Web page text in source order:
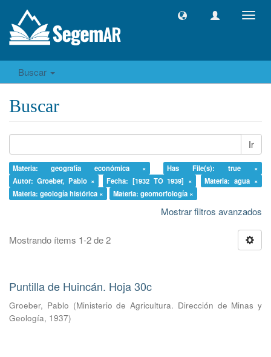
Buscar
Buscar
Ir
Materia: geografía económica ×
Has File(s): true ×
Autor: Groeber, Pablo ×
Fecha: [1932 TO 1939] ×
Materia: agua ×
Materia: geología histórica ×
Materia: geomorfología ×
Mostrar filtros avanzados
Mostrando ítems 1-2 de 2
Puntilla de Huincán. Hoja 30c
Groeber, Pablo (Ministerio de Agricultura. Dirección de Minas y
Geología, 1937)